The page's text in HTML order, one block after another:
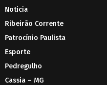
Noticia
Ribeirão Corrente
Patrocínio Paulista
Esporte
Pedregulho
Cassia – MG